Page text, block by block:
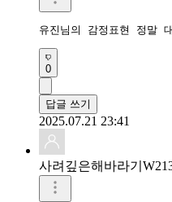
유진님의 감정표현 정말
0
답글 쓰기
2025.07.21 23:41
사려깊은해바라기